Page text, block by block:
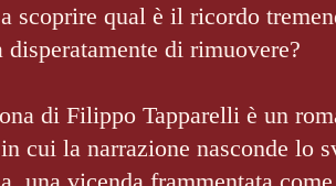
scoprire qual è il ricordo
disperatamente di rimuovere?
di Filippo Tapparelli è un
cui la narrazione nasconde lo